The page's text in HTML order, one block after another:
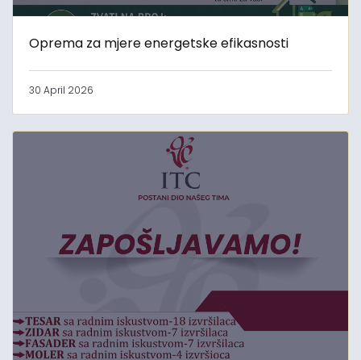
Oprema za mjere energetske efikasnosti
30 April 2026